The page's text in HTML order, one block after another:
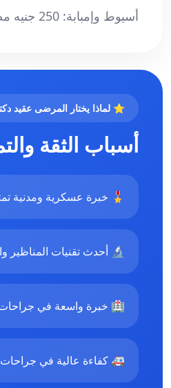
أسيوط وإمبابة: 250 جنيه مصري.
⭐ لماذا يختار المرضى عقيد
أسباب الثقة
🎖️ خبرة عسكرية ومدنية
🔬 أحدث تقنيات المناظير
🏥 خبرة واسعة في جراحات
🚑 كفاءة عالية في